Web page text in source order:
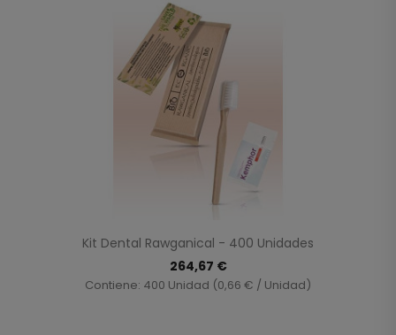
Kit Dental Rawganical - 400 Unidades
264,67 €
Contiene: 400 Unidad (0,66 € / Unidad)